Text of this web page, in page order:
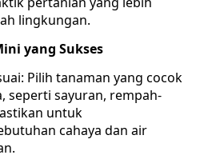
lingkungan.
yang Sukses
Pilih tanaman yang cocok
seperti sayuran, rempah-
untuk
cahaya dan air